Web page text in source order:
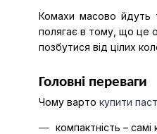
Комахи масово йдуть
полягає в тому, що це
позбутися від цілих
Головні переваги
Чому варто купити
компактність –